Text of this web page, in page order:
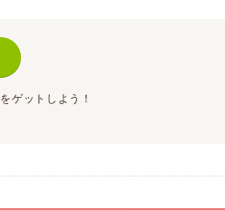
をゲットしよう！